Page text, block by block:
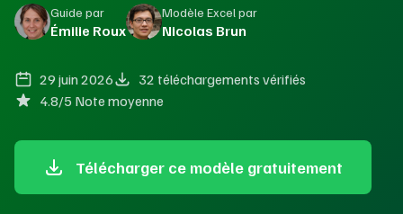
Guide par
Émilie Roux
Modèle Excel par
Nicolas Brun
29 juin 2026
32 téléchargements vérifiés
4.8/5 Note moyenne
Télécharger ce modèle gratuitement